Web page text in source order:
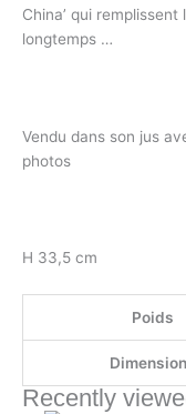
China’ qui
longtemps …
Vendu dans son jus
photos
H 33,5 cm
Poids
Recently